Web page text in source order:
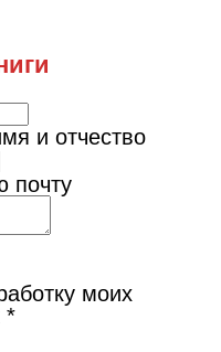
и отчество
почту
моих
*